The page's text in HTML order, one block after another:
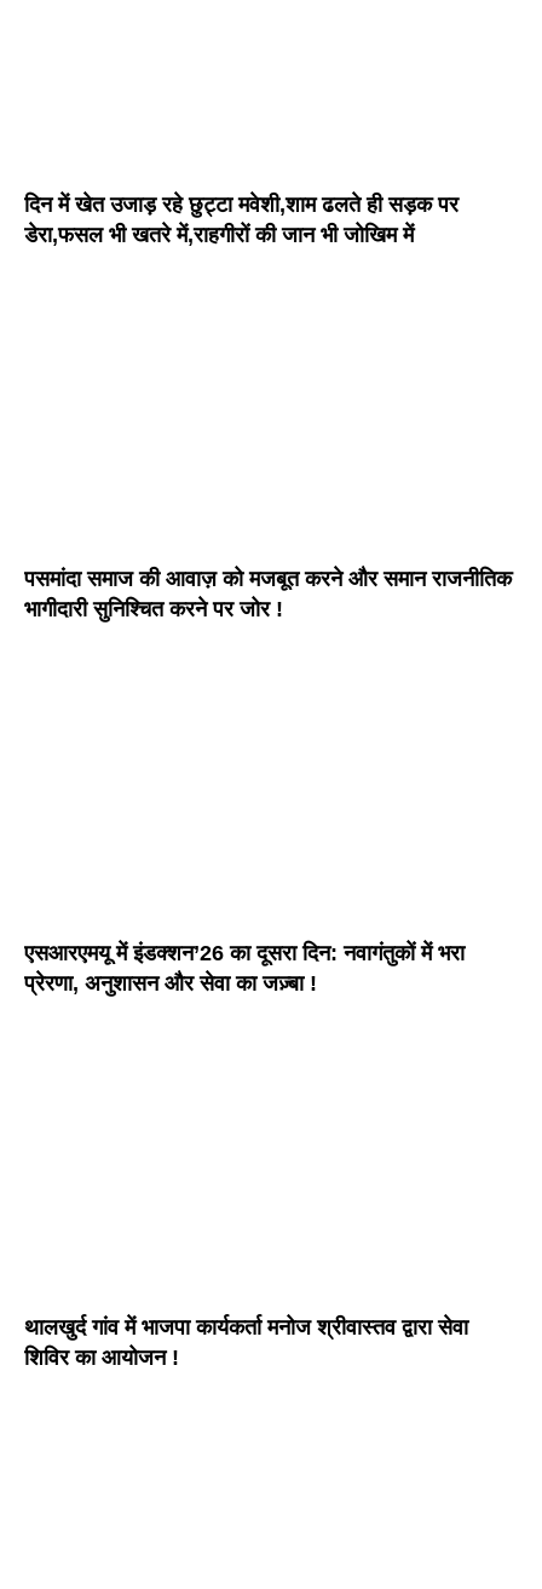
दिन में खेत उजाड़ रहे छुट्टा मवेशी,शाम ढलते ही सड़क पर
डेरा,फसल भी खतरे में,राहगीरों की जान भी जोखिम में
पसमांदा समाज की आवाज़ को मजबूत करने और समान राजनीतिक
भागीदारी सुनिश्चित करने पर जोर !
एसआरएमयू में इंडक्शन’26 का दूसरा दिन: नवागंतुकों में भरा
प्रेरणा, अनुशासन और सेवा का जज़्बा !
थालखुर्द गांव में भाजपा कार्यकर्ता मनोज श्रीवास्तव द्वारा सेवा
शिविर का आयोजन !